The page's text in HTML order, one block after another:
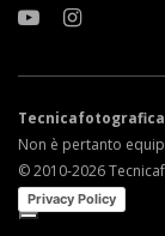
Tecnicafotografica
Non è pertanto
© 2010-2026
Privacy Policy